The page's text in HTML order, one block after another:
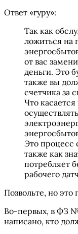
Ответ «гуру»:
Так как
ложиться на
от вас
деньги. Это
также вы
счетчика за
Что
Это процесс
также как
потребляет
рабочего
Позвольте, но
Во-первых, в ФЗ
написано, кто